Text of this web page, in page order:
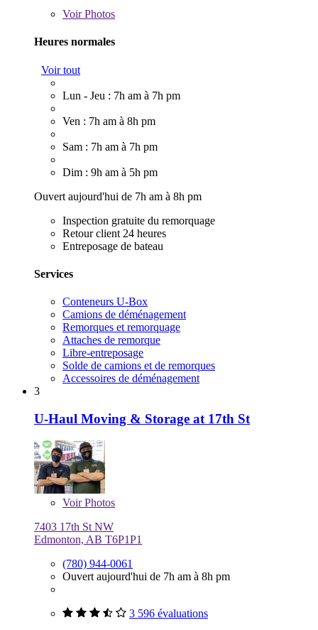
VoirPhotos
Heures normales
Voir tout
Lun - Jeu : 7h am à 7h pm
Ven : 7h am à 8h pm
Sam : 7h am à 7h pm
Dim : 9h am à 5h pm
Ouvert aujourd'hui de 7h am à 8h pm
Inspection gratuite du remorquage
Retour client 24 heures
Entreposage de bateau
Services
Conteneurs U-Box
Camions de déménagement
Remorques et remorquage
Attaches de remorque
Libre-entreposage
Solde de camions et de remorques
Accessoires de déménagement
3
U-Haul Moving & Storage at 17th St
VoirPhotos
7403 17th St NW
Edmonton, AB T6P1P1
(780) 944-0061
Ouvert aujourd'hui de 7h am à 8h pm
3 596 évaluations